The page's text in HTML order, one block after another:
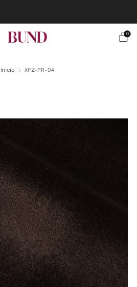
0
Inicio XFZ-PR-04